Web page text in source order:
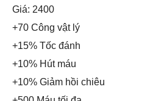
Giá: 2400
+70 Công vật lý
+15% Tốc đánh
+10% Hút máu
+10% Giảm hồi chiêu